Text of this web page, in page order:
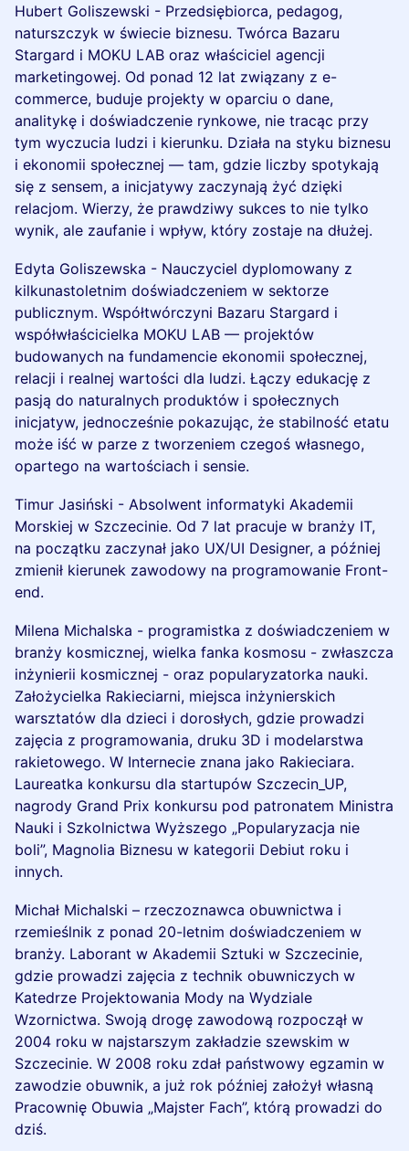
Hubert Goliszewski - Przedsiębiorca, pedagog,
naturszczyk w świecie biznesu. Twórca Bazaru
Stargard i MOKU LAB oraz właściciel agencji
marketingowej. Od ponad 12 lat związany z e-
commerce, buduje projekty w oparciu o dane,
analitykę i doświadczenie rynkowe, nie tracąc przy
tym wyczucia ludzi i kierunku. Działa na styku biznesu
i ekonomii społecznej — tam, gdzie liczby spotykają
się z sensem, a inicjatywy zaczynają żyć dzięki
relacjom. Wierzy, że prawdziwy sukces to nie tylko
wynik, ale zaufanie i wpływ, który zostaje na dłużej.
Edyta Goliszewska - Nauczyciel dyplomowany z
kilkunastoletnim doświadczeniem w sektorze
publicznym. Współtwórczyni Bazaru Stargard i
współwłaścicielka MOKU LAB — projektów
budowanych na fundamencie ekonomii społecznej,
relacji i realnej wartości dla ludzi. Łączy edukację z
pasją do naturalnych produktów i społecznych
inicjatyw, jednocześnie pokazując, że stabilność etatu
może iść w parze z tworzeniem czegoś własnego,
opartego na wartościach i sensie.
Timur Jasiński - Absolwent informatyki Akademii
Morskiej w Szczecinie. Od 7 lat pracuje w branży IT,
na początku zaczynał jako UX/UI Designer, a później
zmienił kierunek zawodowy na programowanie Front-
end.
Milena Michalska - programistka z doświadczeniem w
branży kosmicznej, wielka fanka kosmosu - zwłaszcza
inżynierii kosmicznej - oraz popularyzatorka nauki.
Założycielka Rakieciarni, miejsca inżynierskich
warsztatów dla dzieci i dorosłych, gdzie prowadzi
zajęcia z programowania, druku 3D i modelarstwa
rakietowego. W Internecie znana jako Rakieciara.
Laureatka konkursu dla startupów Szczecin_UP,
nagrody Grand Prix konkursu pod patronatem Ministra
Nauki i Szkolnictwa Wyższego „Popularyzacja nie
boli”, Magnolia Biznesu w kategorii Debiut roku i
innych.
Michał Michalski – rzeczoznawca obuwnictwa i
rzemieślnik z ponad 20-letnim doświadczeniem w
branży. Laborant w Akademii Sztuki w Szczecinie,
gdzie prowadzi zajęcia z technik obuwniczych w
Katedrze Projektowania Mody na Wydziale
Wzornictwa. Swoją drogę zawodową rozpoczął w
2004 roku w najstarszym zakładzie szewskim w
Szczecinie. W 2008 roku zdał państwowy egzamin w
zawodzie obuwnik, a już rok później założył własną
Pracownię Obuwia „Majster Fach”, którą prowadzi do
dziś.